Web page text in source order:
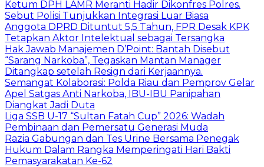
Ketum DPH LAMR Meranti Hadir Dikonfres Polres.
Sebut Polisi Tunjukkan Integrasi Luar Biasa
Anggota DPRD Dituntut 5,5 Tahun, FPR Desak KPK
Tetapkan Aktor Intelektual sebagai Tersangka
Hak Jawab Manajemen D’Point: Bantah Disebut
“Sarang Narkoba”, Tegaskan Mantan Manager
Ditangkap setelah Resign dari Kerjaannya.
Semangat Kolaborasi: Polda Riau dan Pemprov Gelar
Apel Satgas Anti Narkoba, IBU-IBU Panipahan
Diangkat Jadi Duta
Liga SSB U-17 “Sultan Fatah Cup” 2026: Wadah
Pembinaan dan Pemersatu Generasi Muda
Razia Gabungan dan Tes Urine Bersama Penegak
Hukum Dalam Rangka Memperingati Hari Bakti
Pemasyarakatan Ke-62